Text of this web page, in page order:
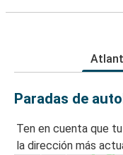
Paradas de
Ten en cuenta que
la dirección más